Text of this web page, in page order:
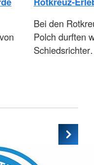
Bei den
Polch durften